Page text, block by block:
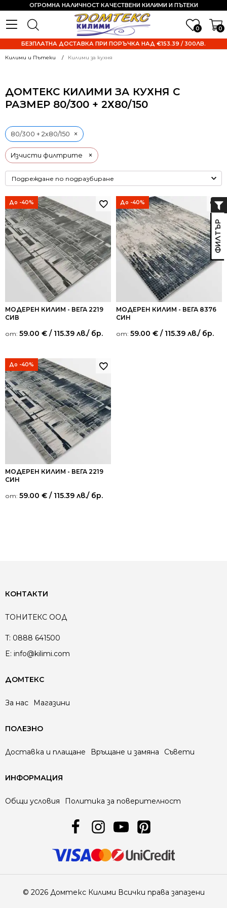
0 0
ОГРОМНА НАЛИЧНОСТ КАЧЕСТВЕНИ КИЛИМИ И ПЪТЕКИ
БЕЗПЛАТНА ДОСТАВКА ПРИ ПОРЪЧКА НАД €153.39 / 300ЛВ.
Килими и Пътеки Килими за кухня
ДОМТЕКС КИЛИМИ ЗА КУХНЯ С
РАЗМЕР 80/300 + 2Х80/150
Изчисти филтрите ×
80/300 + 2х80/150 ×
До -40%
МОДЕРЕН КИЛИМ - ВЕГА 2219
СИВ
от: 59.00 € / 115.39 лв./ бр.
До -40%
МОДЕРЕН КИЛИМ - ВЕГА 8376
СИН
от: 59.00 € / 115.39 лв./ бр.
До -40%
МОДЕРЕН КИЛИМ - ВЕГА 2219
СИН
от: 59.00 € / 115.39 лв./ бр.
КОНТАКТИ
ТОНИТЕКС ООД
T: 0888 641500
E: info@kilimi.com
ДОМТЕКС
За нас Магазини
ПОЛЕЗНО
Доставка и плащане Връщане и замяна Съвети
ИНФОРМАЦИЯ
Общи условия Политика за поверителност
© 2026 Домтекс Килими Всички права запазени